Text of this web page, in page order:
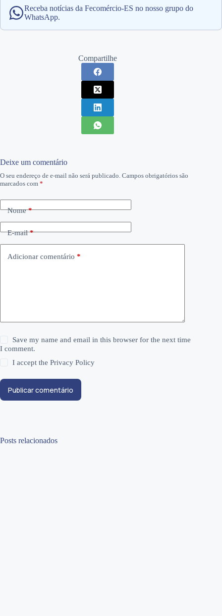
Receba notícias da Fecomércio-ES no nosso grupo do
WhatsApp.
Compartilhe
Deixe um comentário
O seu endereço de e-mail não será publicado. Campos obrigatórios são
marcados com *
Nome*
E-mail*
Adicionar comentário *
Save my name and email in this browser for the next time
I comment.
I accept thePrivacy Policy
Publicar comentário
Posts relacionados